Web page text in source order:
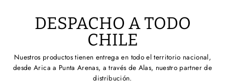
DESPACHO A TODO
CHILE
Nuestros productos tienen entrega en todo el territorio nacional,
desde Arica a Punta Arenas, a través de Alas, nuestro partner de
distribución.